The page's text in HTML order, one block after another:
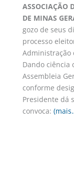
ASSOCIAÇÃO
DE MINAS
gozo de seus
processo
Administração
Dando ciência
Assembleia
conforme
Presidente dá
convoca: